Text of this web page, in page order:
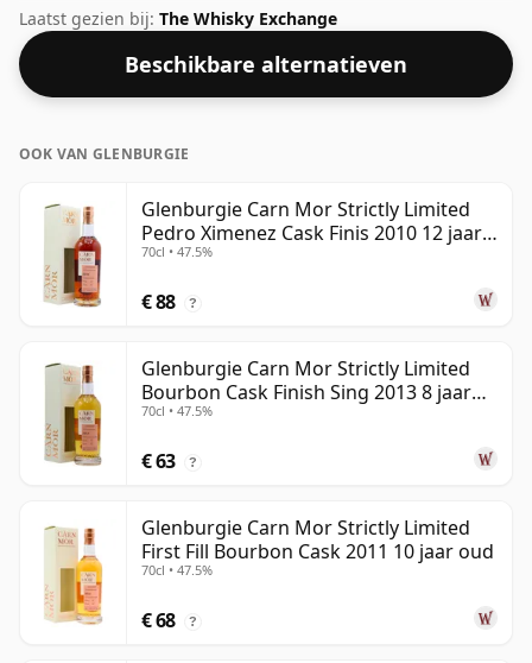
oorspronkelijke distilleerder, in dit geval was het
Douglas Laing. Fans van whisky's met een hogere
sterkte zullen niet teleurgesteld zijn door deze
botteling met een alcoholpercentage van 50%.
Laatst gezien bij: The Whisky Exchange
Beschikbare alternatieven
OOK VAN GLENBURGIE
Glenburgie Carn Mor Strictly Limited
Pedro Ximenez Cask Finis 2010 12 jaar
oud
70cl • 47.5%
€ 88 ?
Glenburgie Carn Mor Strictly Limited
Bourbon Cask Finish Sing 2013 8 jaar
oud
70cl • 47.5%
€ 63 ?
Glenburgie Carn Mor Strictly Limited
First Fill Bourbon Cask 2011 10 jaar oud
70cl • 47.5%
€ 68 ?